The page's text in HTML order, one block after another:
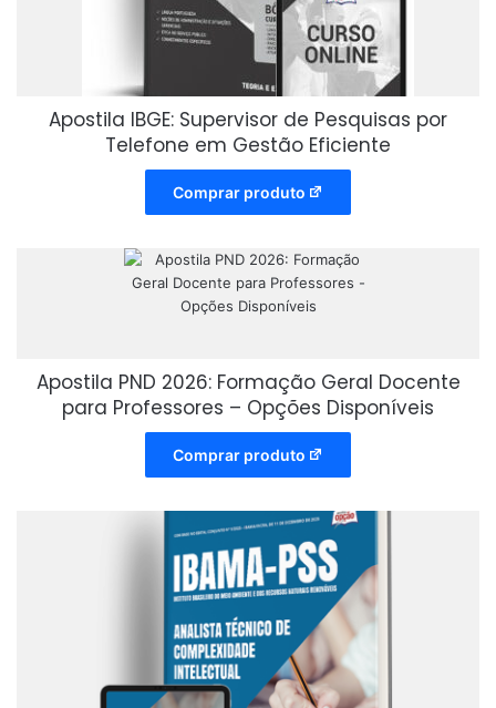
Apostila IBGE: Supervisor de Pesquisas por
Telefone em Gestão Eficiente
Comprar produto
Apostila PND 2026: Formação Geral Docente
para Professores – Opções Disponíveis
Comprar produto